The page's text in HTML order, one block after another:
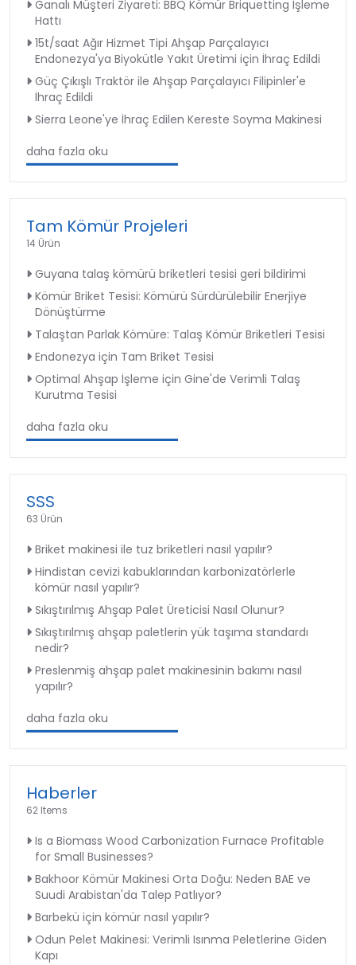
Ganalı Müşteri Ziyareti: BBQ Kömür Briquetting İşleme
Hattı
15t/saat Ağır Hizmet Tipi Ahşap Parçalayıcı
Endonezya'ya Biyokütle Yakıt Üretimi için İhraç Edildi
Güç Çıkışlı Traktör ile Ahşap Parçalayıcı Filipinler'e
İhraç Edildi
Sierra Leone'ye İhraç Edilen Kereste Soyma Makinesi
daha fazla oku
Tam Kömür Projeleri
14 Ürün
Guyana talaş kömürü briketleri tesisi geri bildirimi
Kömür Briket Tesisi: Kömürü Sürdürülebilir Enerjiye
Dönüştürme
Talaştan Parlak Kömüre: Talaş Kömür Briketleri Tesisi
Endonezya için Tam Briket Tesisi
Optimal Ahşap İşleme için Gine'de Verimli Talaş
Kurutma Tesisi
daha fazla oku
SSS
63 Ürün
Briket makinesi ile tuz briketleri nasıl yapılır?
Hindistan cevizi kabuklarından karbonizatörlerle
kömür nasıl yapılır?
Sıkıştırılmış Ahşap Palet Üreticisi Nasıl Olunur?
Sıkıştırılmış ahşap paletlerin yük taşıma standardı
nedir?
Preslenmiş ahşap palet makinesinin bakımı nasıl
yapılır?
daha fazla oku
Haberler
62 Items
Is a Biomass Wood Carbonization Furnace Profitable
for Small Businesses?
Bakhoor Kömür Makinesi Orta Doğu: Neden BAE ve
Suudi Arabistan'da Talep Patlıyor?
Barbekü için kömür nasıl yapılır?
Odun Pelet Makinesi: Verimli Isınma Peletlerine Giden
Kapı